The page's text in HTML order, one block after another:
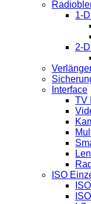
1-
2-
Interface
TV
ISO